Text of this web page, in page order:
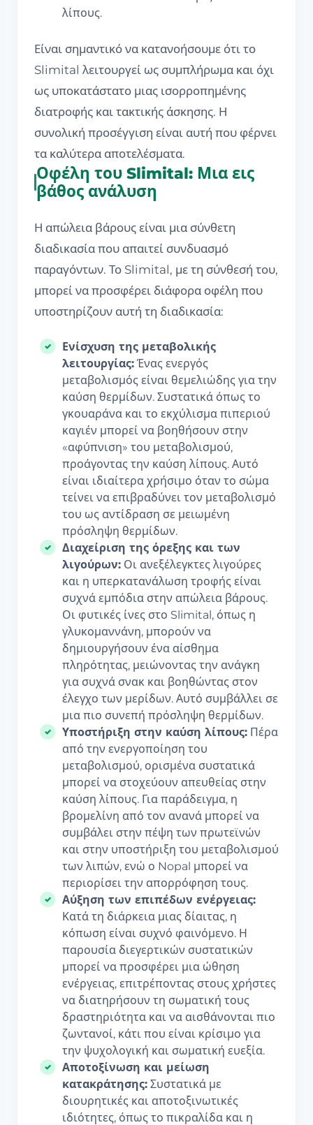
λίπους.
Είναι σημαντικό να κατανοήσουμε ότι το
Slimital λειτουργεί ως συμπλήρωμα και όχι
ως υποκατάστατο μιας ισορροπημένης
διατροφής και τακτικής άσκησης. Η
συνολική προσέγγιση είναι αυτή που φέρνει
τα καλύτερα αποτελέσματα.
Οφέλη του Slimital: Μια εις
βάθος ανάλυση
Η απώλεια βάρους είναι μια σύνθετη
διαδικασία που απαιτεί συνδυασμό
παραγόντων. Το Slimital, με τη σύνθεσή του,
μπορεί να προσφέρει διάφορα οφέλη που
υποστηρίζουν αυτή τη διαδικασία:
Ενίσχυση της μεταβολικής
λειτουργίας: Ένας ενεργός
μεταβολισμός είναι θεμελιώδης για την
καύση θερμίδων. Συστατικά όπως το
γκουαράνα και το εκχύλισμα πιπεριού
καγιέν μπορεί να βοηθήσουν στην
«αφύπνιση» του μεταβολισμού,
προάγοντας την καύση λίπους. Αυτό
είναι ιδιαίτερα χρήσιμο όταν το σώμα
τείνει να επιβραδύνει τον μεταβολισμό
του ως αντίδραση σε μειωμένη
πρόσληψη θερμίδων.
Διαχείριση της όρεξης και των
λιγούρων: Οι ανεξέλεγκτες λιγούρες
και η υπερκατανάλωση τροφής είναι
συχνά εμπόδια στην απώλεια βάρους.
Οι φυτικές ίνες στο Slimital, όπως η
γλυκομαννάνη, μπορούν να
δημιουργήσουν ένα αίσθημα
πληρότητας, μειώνοντας την ανάγκη
για συχνά σνακ και βοηθώντας στον
έλεγχο των μερίδων. Αυτό συμβάλλει σε
μια πιο συνεπή πρόσληψη θερμίδων.
Υποστήριξη στην καύση λίπους: Πέρα
από την ενεργοποίηση του
μεταβολισμού, ορισμένα συστατικά
μπορεί να στοχεύουν απευθείας στην
καύση λίπους. Για παράδειγμα, η
βρομελίνη από τον ανανά μπορεί να
συμβάλει στην πέψη των πρωτεϊνών
και στην υποστήριξη του μεταβολισμού
των λιπών, ενώ ο Nopal μπορεί να
περιορίσει την απορρόφηση τους.
Αύξηση των επιπέδων ενέργειας:
Κατά τη διάρκεια μιας δίαιτας, η
κόπωση είναι συχνό φαινόμενο. Η
παρουσία διεγερτικών συστατικών
μπορεί να προσφέρει μια ώθηση
ενέργειας, επιτρέποντας στους χρήστες
να διατηρήσουν τη σωματική τους
δραστηριότητα και να αισθάνονται πιο
ζωντανοί, κάτι που είναι κρίσιμο για
την ψυχολογική και σωματική ευεξία.
Αποτοξίνωση και μείωση
κατακράτησης: Συστατικά με
διουρητικές και αποτοξινωτικές
ιδιότητες, όπως το πικραλίδα και η